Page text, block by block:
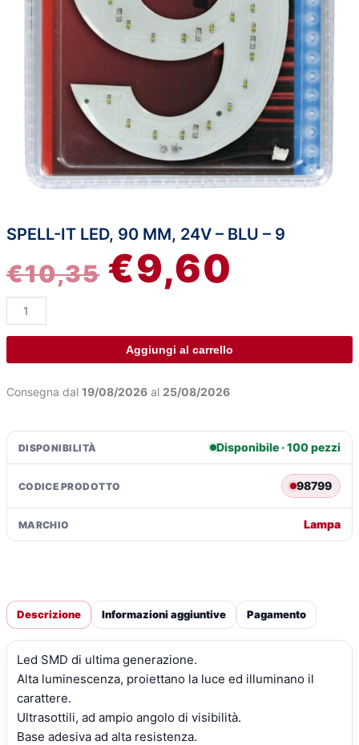
SPELL-IT LED, 90 MM, 24V – BLU – 9
€10,35
IL
PREZZO
ERA:
€10,35.
€9,60
IL
È:
Spell-
Led,
mm,
24V
Blu
9
Aggiungi al carrello
Consegna dal 19/08/2026al 25/08/2026
DISPONIBILITÀ Disponibile · 100 pezzi
CODICE PRODOTTO 98799
MARCHIO Lampa
Descrizione Informazioni aggiuntive Pagamento
Led SMD di ultima generazione.
Alta luminescenza, proiettano la luce ed illuminano il
carattere.
Ultrasottili, ad ampio angolo di visibilità.
Base adesiva ad alta resistenza.